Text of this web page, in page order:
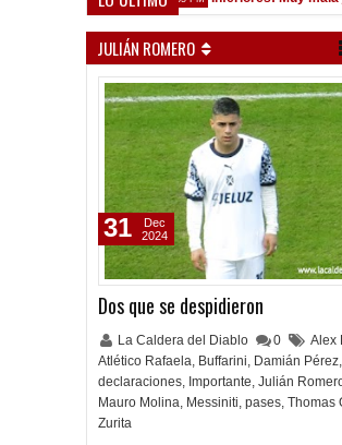
JULIÁN ROMERO
Dos que se despidieron
La Caldera del Diablo 0 Alex
Atlético Rafaela, Buffarini, Damián Pérez,
declaraciones, Importante, Julián
Mauro Molina, Messiniti, pases, Thomas
Zurita
31
Dec
2024